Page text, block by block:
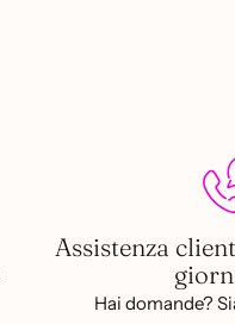
Assistenza
Hai domande?